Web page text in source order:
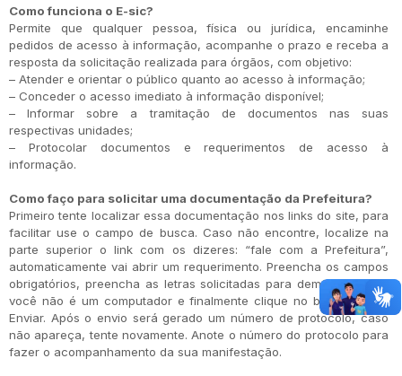
Como funciona o E-sic?
Permite que qualquer pessoa, física ou jurídica, encaminhe
pedidos de acesso à informação, acompanhe o prazo e receba a
resposta da solicitação realizada para órgãos, com objetivo:
– Atender e orientar o público quanto ao acesso à informação;
– Conceder o acesso imediato à informação disponível;
– Informar sobre a tramitação de documentos nas suas
respectivas unidades;
– Protocolar documentos e requerimentos de acesso à
informação.
Como faço para solicitar uma documentação da Prefeitura?
Primeiro tente localizar essa documentação nos links do site, para
facilitar use o campo de busca. Caso não encontre, localize na
parte superior o link com os dizeres: “fale com a Prefeitura”,
automaticamente vai abrir um requerimento. Preencha os campos
obrigatórios, preencha as letras solicitadas para demonstrar que
você não é um computador e finalmente clique no botão abaixo
Enviar. Após o envio será gerado um número de protocolo, caso
não apareça, tente novamente. Anote o número do protocolo para
fazer o acompanhamento da sua manifestação.